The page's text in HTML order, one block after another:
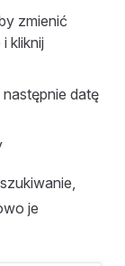
zmienić
kliknij
datę
je